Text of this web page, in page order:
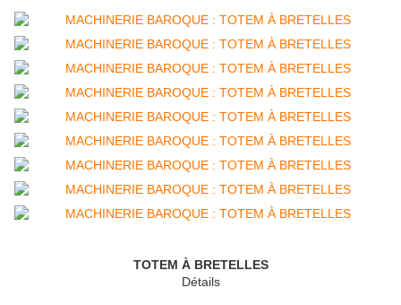
TOTEM À BRETELLES
Détails